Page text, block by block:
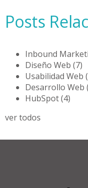
Posts
Inbound
Diseño Web (7)
Usabilidad Web
Desarrollo Web
HubSpot(4)
ver todos